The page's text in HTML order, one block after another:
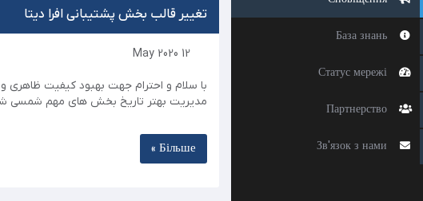
База знань
Статус мережі
Партнерство
تغییر قالب بخش پشتیبانی افرا دیتا
12 May 2020
با سلام و احترام جهت بهبود کیفیت
مدیریت بهتر تاریخ بخش های مهم شمسی
Більше »